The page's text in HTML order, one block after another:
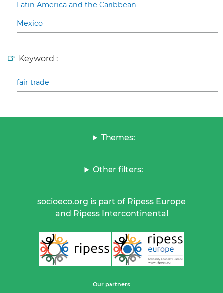
Latin America and the Caribbean
Mexico
Keyword :
fair trade
Themes:
Other filters:
socioeco.org is part of Ripess Europe
and Ripess Intercontinental
Our partners